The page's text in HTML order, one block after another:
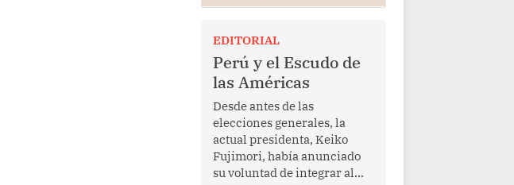
EDITORIAL
Perú y el Escudo de
las Américas
Desde antes de las
elecciones generales, la
actual presidenta, Keiko
Fujimori, había anunciado
su voluntad de integrar al